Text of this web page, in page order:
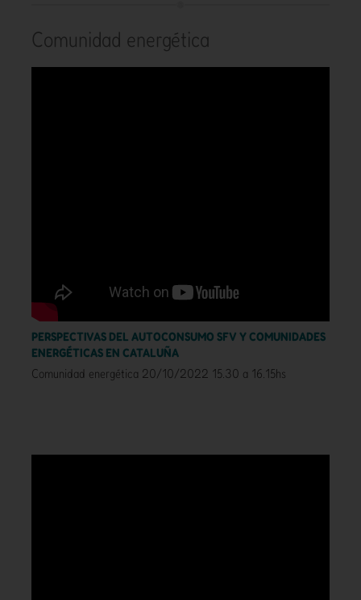
Comunidad energética
PERSPECTIVAS DEL AUTOCONSUMO SFV Y COMUNIDADES
ENERGÉTICAS EN CATALUÑA
Comunidad energética 20/10/2022 15.30 a 16.15hs